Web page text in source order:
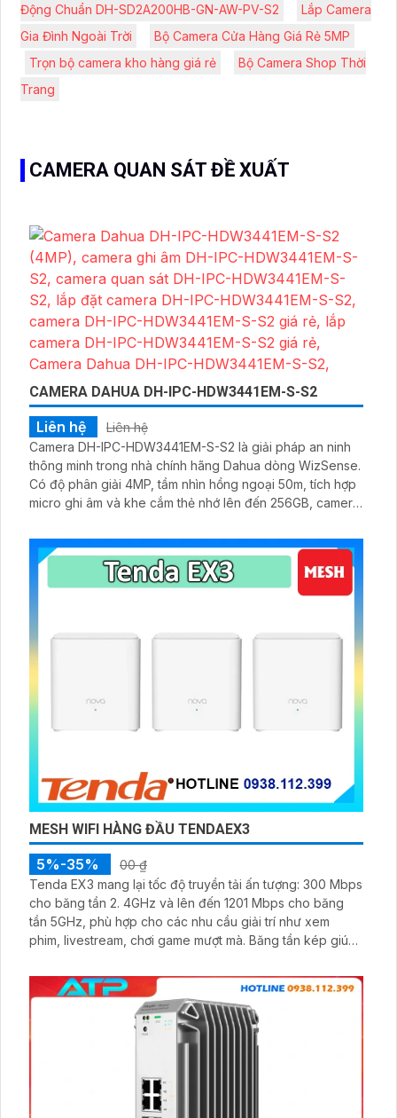
Động Chuẩn DH-SD2A200HB-GN-AW-PV-S2
Lắp Camera
Gia Đình Ngoài Trời
Bộ Camera Cửa Hàng Giá Rẻ 5MP
Trọn bộ camera kho hàng giá rẻ
Bộ Camera Shop Thời
Trang
CAMERA QUAN SÁT ĐỀ XUẤT
CAMERA DAHUA DH-IPC-HDW3441EM-S-S2
Liên hệ
Liên hệ
Camera DH-IPC-HDW3441EM-S-S2 là giải pháp an ninh
thông minh trong nhà chính hãng Dahua dòng WizSense.
Có độ phân giải 4MP, tầm nhìn hồng ngoại 50m, tích hợp
micro ghi âm và khe cắm thẻ nhớ lên đến 256GB, camera
ngày lẫn đêm.
MESH WIFI HÀNG ĐẦU TENDAEX3
5%-35%
00 ₫
Tenda EX3 mang lại tốc độ truyền tải ấn tượng: 300 Mbps
cho băng tần 2. 4GHz và lên đến 1201 Mbps cho băng
tần 5GHz, phù hợp cho các nhu cầu giải trí như xem
phim, livestream, chơi game mượt mà. Băng tần kép giúp